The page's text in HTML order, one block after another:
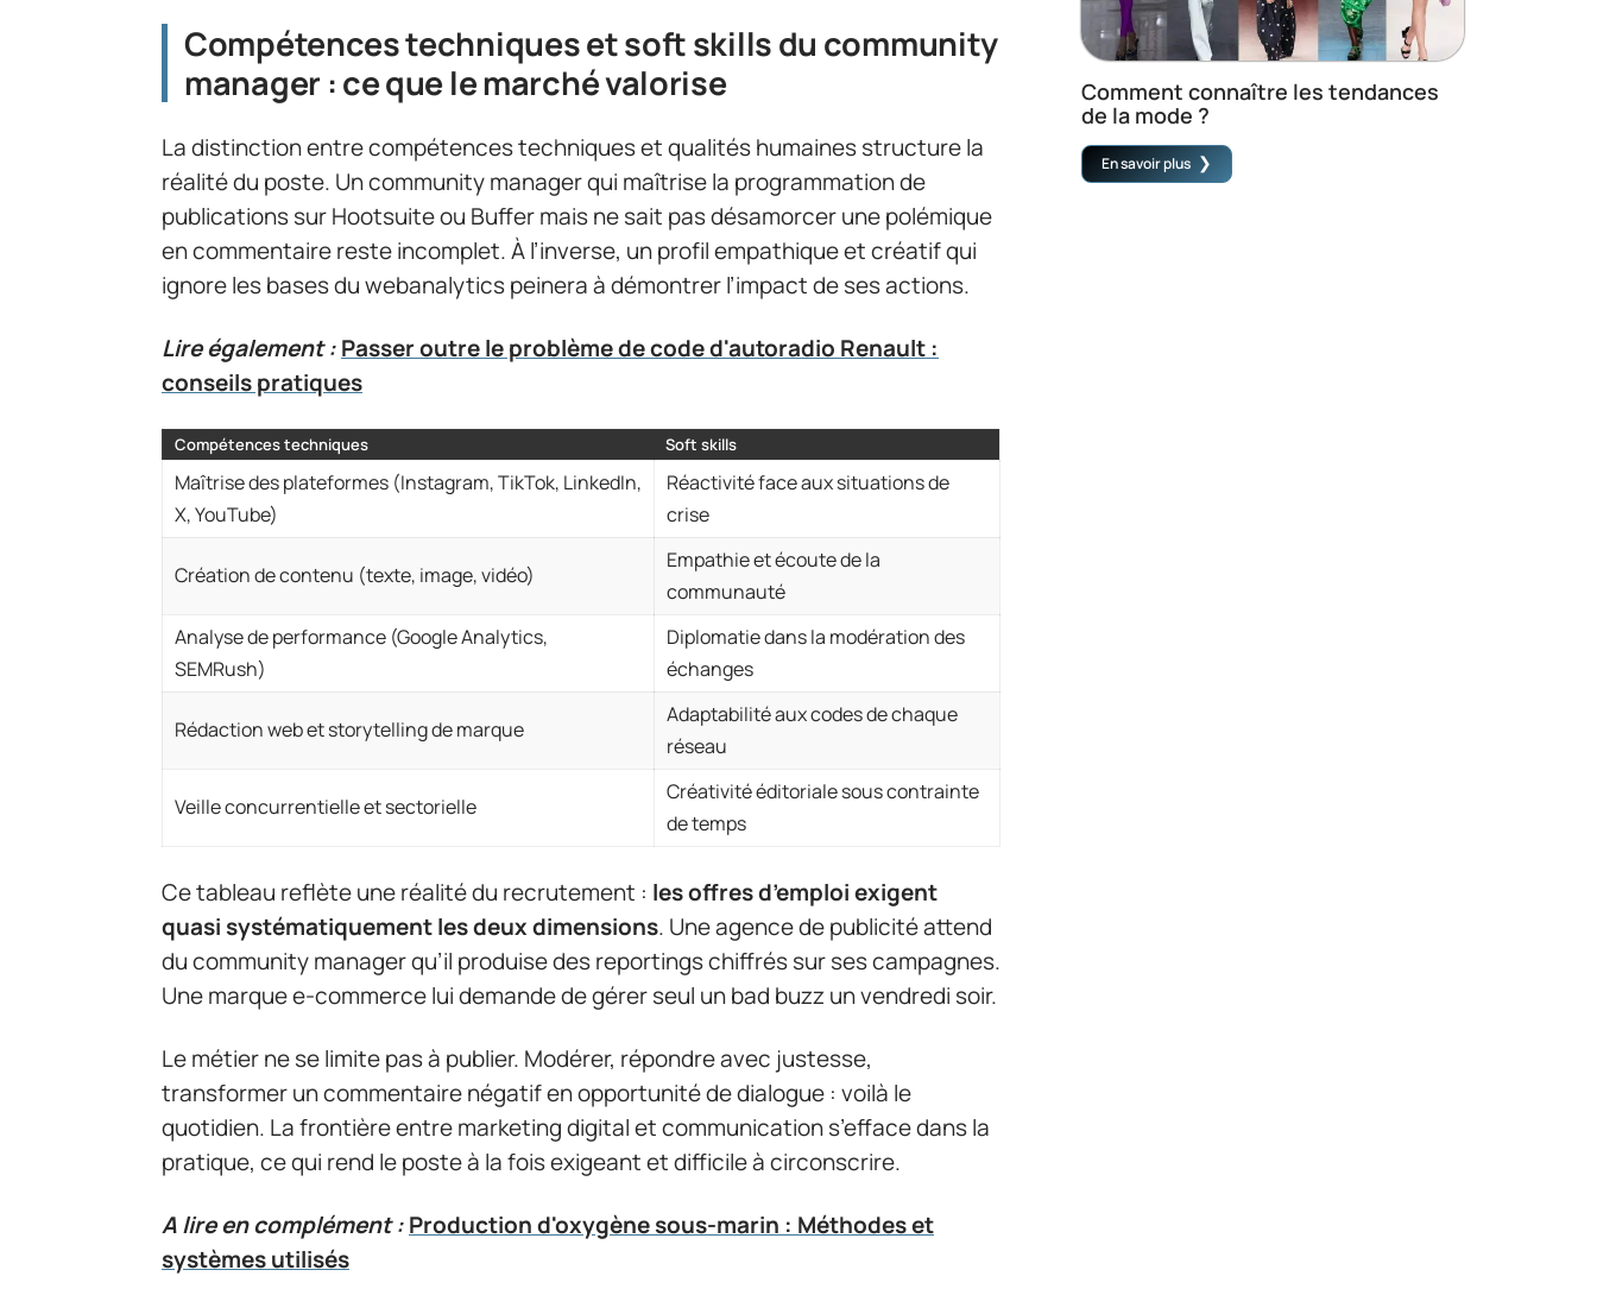
Compétences techniques et soft skills du community
manager : ce que le marché valorise
La distinction entre compétences techniques et qualités humaines structure la
réalité du poste. Un community manager qui maîtrise la programmation de
publications sur Hootsuite ou Buffer mais ne sait pas désamorcer une polémique
en commentaire reste incomplet. À l’inverse, un profil empathique et créatif qui
ignore les bases du webanalytics peinera à démontrer l’impact de ses actions.
Lire également :Passer outre le problème de code d'autoradio Renault :
conseils pratiques
Compétences techniques Soft skills
Maîtrise des plateformes (Instagram, TikTok, LinkedIn,
X, YouTube)
Réactivité face aux situations de
crise
Création de contenu (texte, image, vidéo)
Empathie et écoute de la
communauté
Analyse de performance (Google Analytics,
SEMRush)
Diplomatie dans la modération des
échanges
Rédaction web et storytelling de marque
Adaptabilité aux codes de chaque
réseau
Veille concurrentielle et sectorielle
Créativité éditoriale sous contrainte
de temps
Ce tableau reflète une réalité du recrutement : les offres d’emploi exigent
quasi systématiquement les deux dimensions. Une agence de publicité attend
du community manager qu’il produise des reportings chiffrés sur ses campagnes.
Une marque e-commerce lui demande de gérer seul un bad buzz un vendredi soir.
Le métier ne se limite pas à publier. Modérer, répondre avec justesse,
transformer un commentaire négatif en opportunité de dialogue : voilà le
quotidien. La frontière entre marketing digital et communication s’efface dans la
pratique, ce qui rend le poste à la fois exigeant et difficile à circonscrire.
A lire en complément :Production d'oxygène sous-marin : Méthodes et
systèmes utilisés
Comment connaître les tendances
de la mode ?
En savoir plus